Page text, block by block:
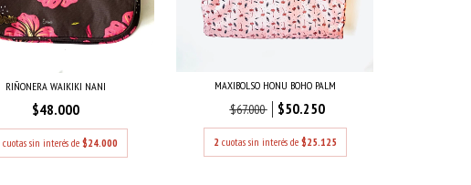
RIÑONERA WAIKIKI NANI
$48.000
cuotas sin interés de $24.000
MAXIBOLSO HONU BOHO PALM
$67.000 $50.250
2 cuotas sin interés de $25.125